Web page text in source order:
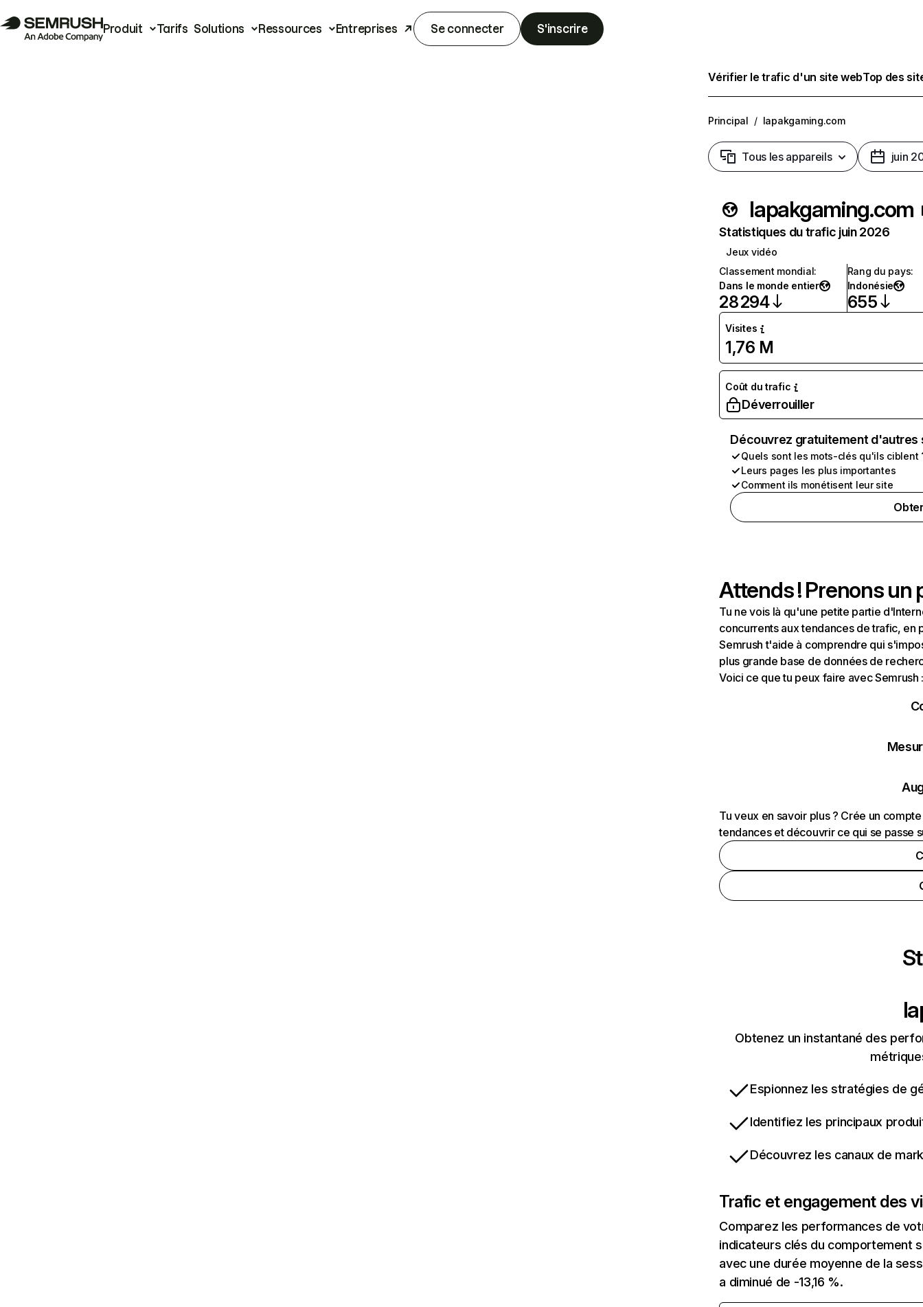
Produit Tarifs Solutions Ressources Entreprises Se connecter S'inscrire
Vérifier le trafic d'un site webTop des
Principal / lapakgaming.com
Tous les appareils juin
lapakgaming.com
Statistiques du trafic juin 2026
Jeux vidéo
Classement mondial:
Dans le monde entier
28 294
Rang du pays:
Indonésie
655
Visites
1,76 M
Coût du trafic
Déverrouiller
Découvrez gratuitement
Quels sont les mots-clés qu'ils ciblent
Leurs pages les plus importantes
Comment ils monétisent leur site
Attends ! Prenons un
Tu ne vois là qu'une petite partie
concurrents aux tendances de trafic, en
Semrush t'aide à comprendre qui
plus grande base de données de
Voici ce que tu peux faire avec Semrush
Tu veux en savoir plus ? Crée un
tendances et découvrir ce qui se passe
Obtenez un instantané des
Espionnez les stratégies de
Identifiez les principaux
Découvrez les canaux de
Trafic et engagement des
Comparez les performances de
indicateurs clés du comportement
avec une durée moyenne de la
a diminué de -13,16 %.